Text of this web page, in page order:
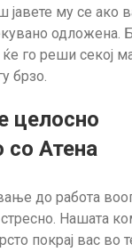
јавете му се ако
одложена.
го реши секој
брзо.
целосно
со Атена
до работа
Нашата
покрај вас во